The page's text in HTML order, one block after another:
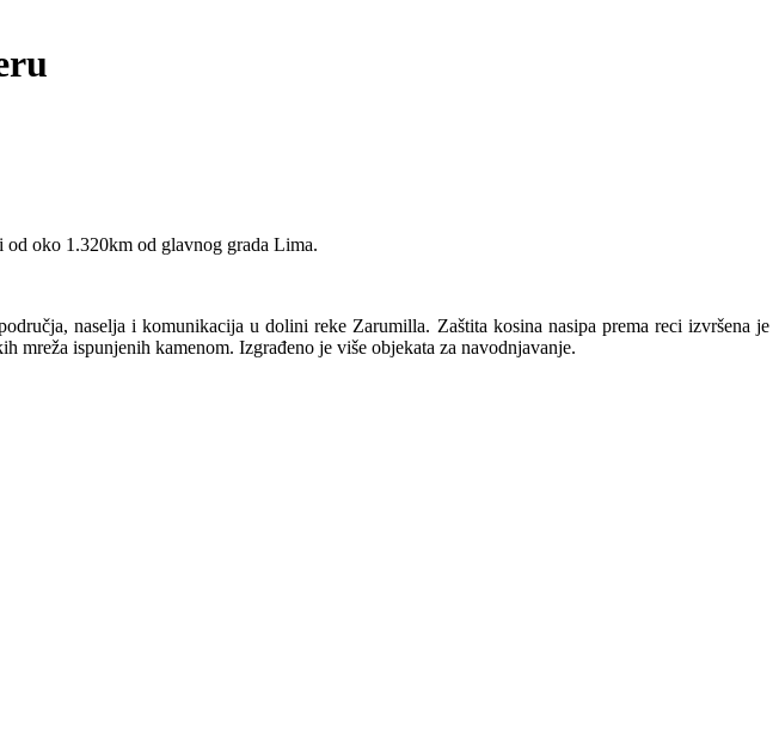
od oko 1.320km od glavnog grada Lima.
naselja i komunikacija u dolini reke Zarumilla. Zaštita kosina nasipa prema reci izvršena je
mreža ispunjenih kamenom. Izgrađeno je više objekata za navodnjavanje.